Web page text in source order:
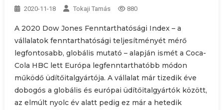
2020-11-18 Tokaji Tamás 880
A 2020 Dow Jones Fenntarthatósági Index – a
vállalatok fenntarthatósági teljesítményét mérő
legfontosabb, globális mutató – alapján ismét a Coca-
Cola HBC lett Európa legfenntarthatóbb módon
működő üdítőitalgyártója. A vállalat már tizedik éve
dobogós a globális és európai üdítőitalgyártók között,
az elmúlt nyolc év alatt pedig ez már a hetedik